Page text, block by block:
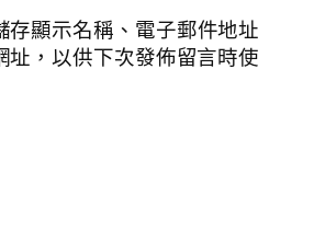
存顯示名稱、電子郵件地址
址，以供下次發佈留言時使